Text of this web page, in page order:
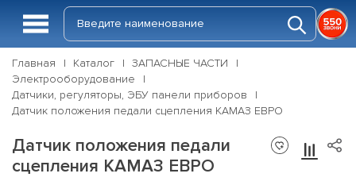
Главная Каталог
ЗАПАСНЫЕ ЧАСТИ
Электрооборудование
Датчики, регуляторы, ЭБУ панели приборов
Датчик положения педали сцепления КАМАЗ ЕВРО
Датчик положения педали
сцепления КАМАЗ ЕВРО